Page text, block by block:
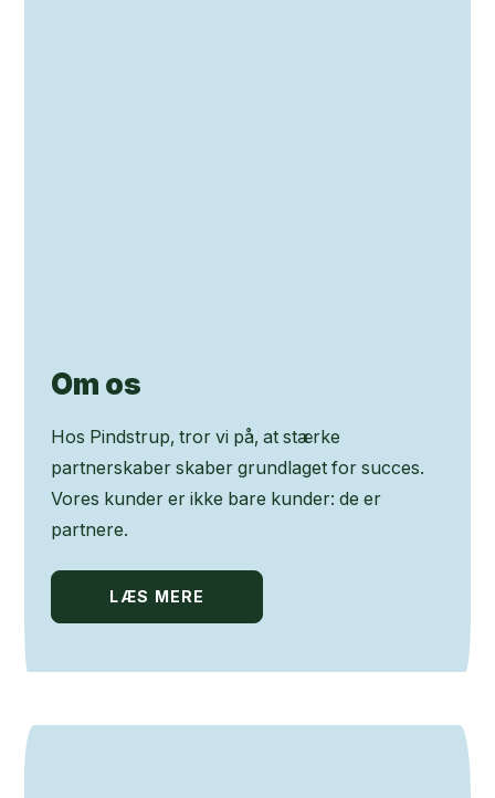
Om os
Hos Pindstrup, tror vi på, at stærke
partnerskaber skaber grundlaget for succes.
Vores kunder er ikke bare kunder: de er
partnere.
LÆS MERE